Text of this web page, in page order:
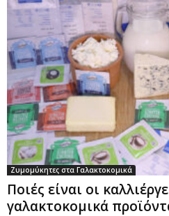
Ζυμομύκητες στα Γαλακτοκομικά
Ποιές είναι οι
γαλακτοκομικά